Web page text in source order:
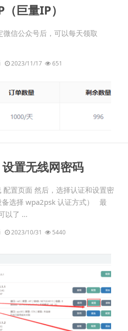
巨量IP）
信公众号后，可以每天领取
2023/11/17 651
置无线网密码
配置页面 然后，选择认证和设置密
选择 wpa2psk 认证方式） 最
以了 ...
2023/10/31 5440